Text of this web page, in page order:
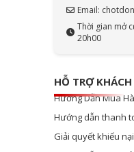
Email:
Thời gian mở
20h00
HỖ TRỢ
Hướng Dẫn Mua
Hướng dẫn thanh
Giải quyết khiếu nại